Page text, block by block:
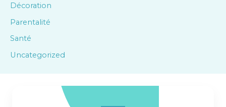
Décoration
Parentalité
Santé
Uncategorized